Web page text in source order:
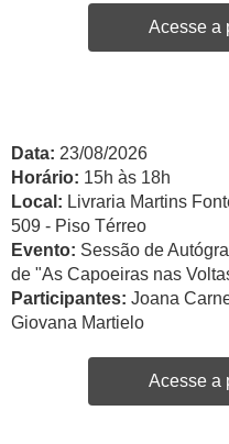
Acesse a
Data: 23/08/2026
Horário: 15h às 18h
Local: Livraria Martins
509 - Piso Térreo
Evento: Sessão de
de "As Capoeiras nas
Participantes: Joana
Giovana Martielo
Acesse a